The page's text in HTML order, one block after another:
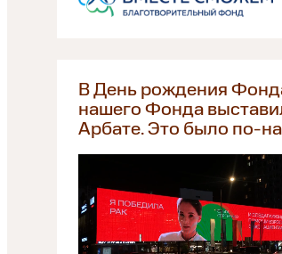
В День рождения
нашего Фонда
Арбате. Это было по-